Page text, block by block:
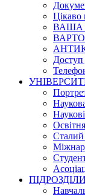
Цікаво
ВАША
Доступ
Сталий
ПІДРОЗДІЛИ